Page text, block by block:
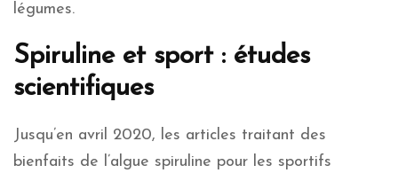
légumes.
Spiruline et sport : études
scientifiques
Jusqu’en avril 2020, les articles traitant des
bienfaits de l’algue spiruline pour les sportifs